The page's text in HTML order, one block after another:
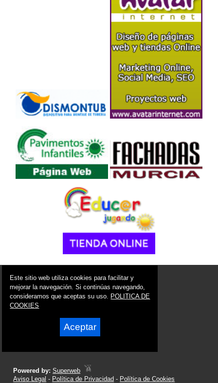
© 2006 - 2026 Portal de Águilas Noticias
info@portaldeaguilas.es
Síguenos en:
Powered by:Superweb
Aviso Legal - Política de Privacidad - Política de Cookies
Este sitio web utiliza cookies para facilitar y
mejorar la navegación. Si continúas navegando,
consideramos que aceptas su uso. POLITICA DE
COOKIES
Aceptar